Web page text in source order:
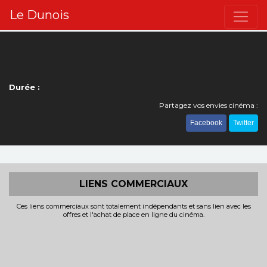
Le Dunois
Durée :
Partagez vos envies cinéma :
Facebook Twitter
LIENS COMMERCIAUX
Ces liens commerciaux sont totalement indépendants et sans lien avec les
offres et l'achat de place en ligne du cinéma.